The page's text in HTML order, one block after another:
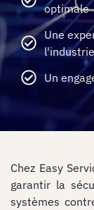
optimale
Une
l'industrie
Un
Chez Easy
garantir la
systèmes